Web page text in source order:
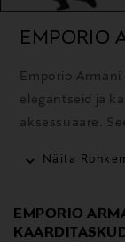
EMPORIO
Emporio
elegantseid ja
aksessuaare.
Näita
EMPORIO